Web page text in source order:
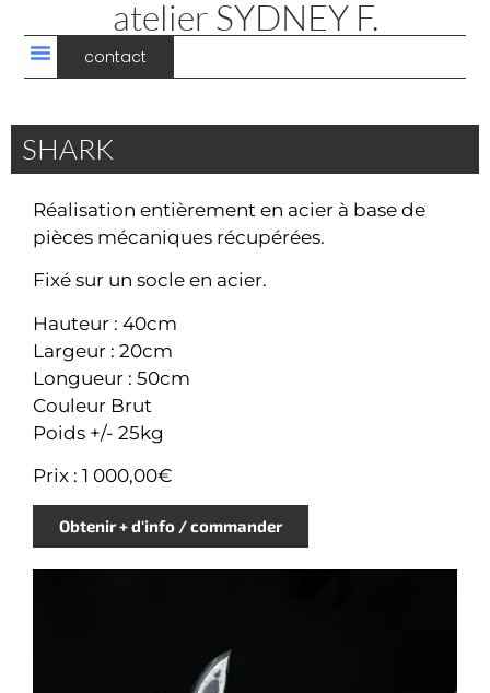
atelier SYDNEY F.
contact
SHARK
Réalisation entièrement en acier à base de
pièces mécaniques récupérées.
Fixé sur un socle en acier.
Hauteur : 40cm
Largeur : 20cm
Longueur : 50cm
Couleur Brut
Poids +/- 25kg
Prix : 1 000,00€
Obtenir + d'info / commander